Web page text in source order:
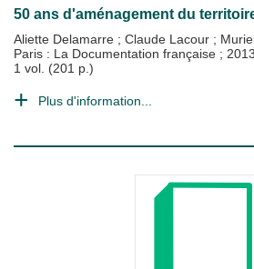
50 ans d'aménagement du
Aliette Delamarre ; Claude Lacour ;
Paris : La Documentation française ; 2013
1 vol. (201 p.)
Plus d'information...